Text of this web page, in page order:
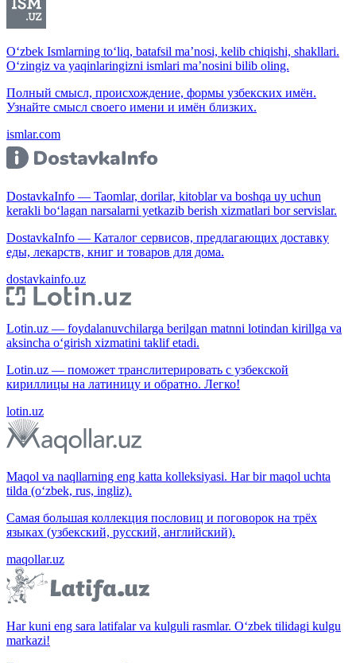
O‘zbek Ismlarning to‘liq, batafsil ma’nosi, kelib chiqishi, shakllari.
O‘zingiz va yaqinlaringizni ismlari ma’nosini bilib oling.
Полный смысл, происхождение, формы узбекских имён.
Узнайте смысл своего имени и имён близких.
ismlar.com
DostavkaInfo — Taomlar, dorilar, kitoblar va boshqa uy uchun
kerakli bo‘lagan narsalarni yetkazib berish xizmatlari bor servislar.
DostavkaInfo — Каталог сервисов, предлагающих доставку
еды, лекарств, книг и товаров для дома.
dostavkainfo.uz
Lotin.uz — foydalanuvchilarga berilgan matnni lotindan kirillga va
aksincha o‘girish xizmatini taklif etadi.
Lotin.uz — поможет транслитерировать с узбекской
кириллицы на латиницу и обратно. Легко!
lotin.uz
Maqol va naqllarning eng katta kolleksiyasi. Har bir maqol uchta
tilda (o‘zbek, rus, ingliz).
Самая большая коллекция пословиц и поговорок на трёх
языках (узбекский, русский, английский).
maqollar.uz
Har kuni eng sara latifalar va kulguli rasmlar. O‘zbek tilidagi kulgu
markazi!